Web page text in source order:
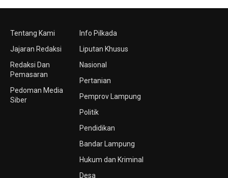
Tentang Kami
Jajaran Redaksi
Redaksi Dan
Pemasaran
Pedoman Media
Siber
Info Pilkada
Liputan Khusus
Nasional
Pertanian
Pemprov Lampung
Politik
Pendidikan
Bandar Lampung
Hukum dan Kriminal
Desa